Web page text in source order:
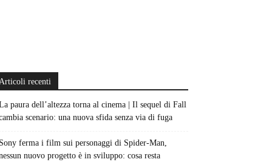
recenti
paura dell’altezza torna al cinema | Il sequel di Fall
scenario: una nuova sfida senza via di fuga
Sony ferma i film sui personaggi di Spider-Man,
nuovo progetto è in sviluppo: cosa resta